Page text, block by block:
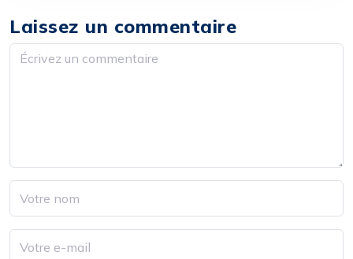
Laissez un commentaire